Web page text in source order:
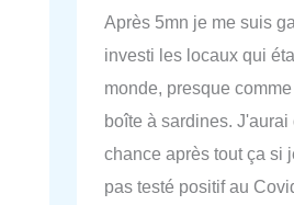
Après 5mn je me suis
investi les locaux qui
monde, presque
boîte à sardines. J'aurai
chance après tout ça si
pas testé positif au